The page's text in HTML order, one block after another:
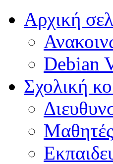
Αρχική
Debian
Σχολική